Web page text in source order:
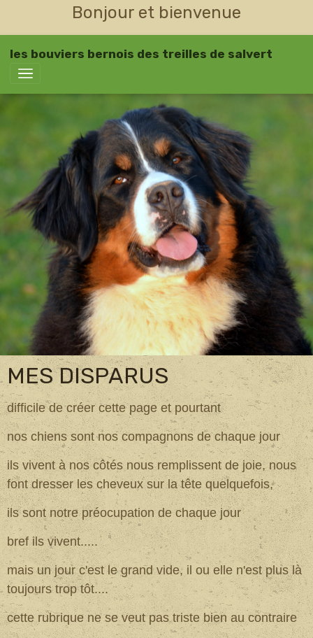
Bonjour et bienvenue
les bouviers bernois des treilles de salvert
MES DISPARUS
difficile de créer cette page et pourtant
nos chiens sont nos compagnons de chaque jour
ils vivent à nos côtés nous remplissent de joie, nous
font dresser les cheveux sur la tête quelquefois,
ils sont notre préocupation de chaque jour
bref ils vivent.....
mais un jour c'est le grand vide, il ou elle n'est plus là
toujours trop tôt....
cette rubrique ne se veut pas triste bien au contraire